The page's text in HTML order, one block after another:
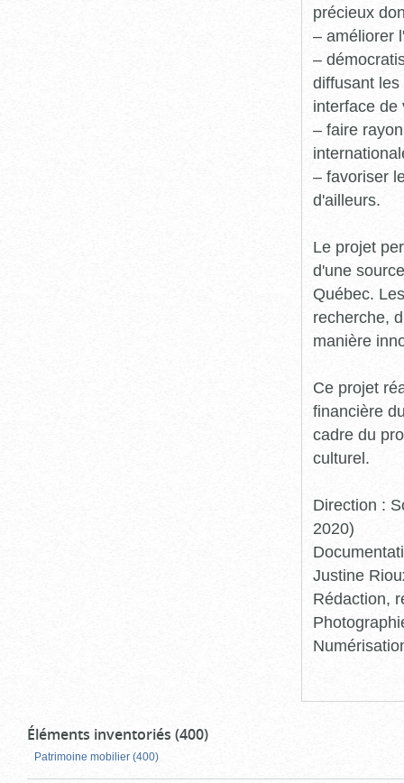
précieux
– améliorer
–
diffusant
interface de
– faire
– favoriser
d'ailleurs.
Le projet
d'une
Québec.
recherche,
manière
Ce projet
financière
cadre du
culturel.
Direction :
2020)
Justine
Rédaction,
Éléments inventoriés (400)
Patrimoine mobilier (400)